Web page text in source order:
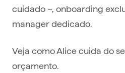
cuidado –, onboarding
manager dedicado.
Veja como Alice cuida do
orçamento.